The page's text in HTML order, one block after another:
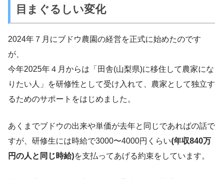
目まぐるしい変化
2024年７月にブドウ農園の経営を正式に始めたのです
が、
今年2025年４月からは「田舎(山梨県)に移住して農家にな
りたい人」を研修性として受け入れて、農家として独立す
るためのサポートをはじめました。
あくまでブドウの出来や単価が去年と同じであればの話で
すが、研修生には時給で3000〜4000円くらい(年収840万
円の人と同じ時給)を支払ってあげる約束をしています。